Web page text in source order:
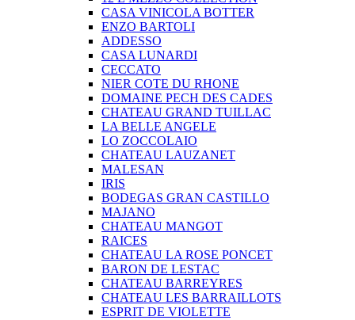
CASA VINICOLA BOTTER
ENZO BARTOLI
ADDESSO
CASA LUNARDI
CECCATO
NIER COTE DU RHONE
DOMAINE PECH DES CADES
CHATEAU GRAND TUILLAC
LA BELLE ANGELE
LO ZOCCOLAIO
CHATEAU LAUZANET
MALESAN
IRIS
BODEGAS GRAN CASTILLO
MAJANO
CHATEAU MANGOT
RAICES
CHATEAU LA ROSE PONCET
BARON DE LESTAC
CHATEAU BARREYRES
CHATEAU LES BARRAILLOTS
ESPRIT DE VIOLETTE